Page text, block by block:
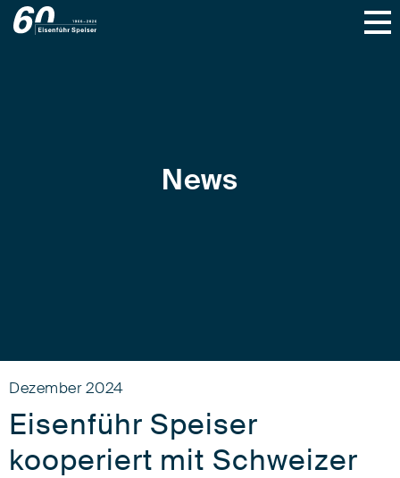
News
Dezember 2024
Eisenführ Speiser
kooperiert mit Schweizer